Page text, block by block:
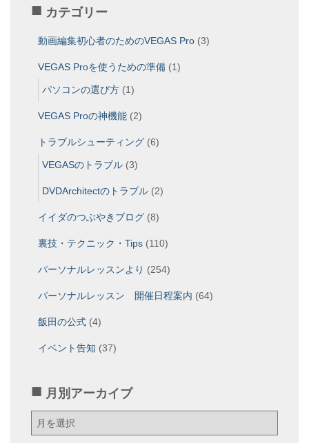
カテゴリー
動画編集初心者のためのVEGAS Pro (3)
VEGAS Proを使うための準備 (1)
パソコンの選び方 (1)
VEGAS Proの神機能 (2)
トラブルシューティング (6)
VEGASのトラブル (3)
DVDArchitectのトラブル (2)
イイダのつぶやきブログ (8)
裏技・テクニック・Tips (110)
パーソナルレッスンより (254)
パーソナルレッスン 開催日程案内 (64)
飯田の公式 (4)
イベント告知 (37)
月別アーカイブ
月
別